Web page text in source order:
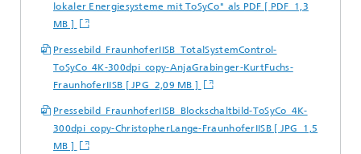
lokaler Energiesysteme mit ToSyCo" als PDF [ PDF 1,3
MB ]
Pressebild_FraunhoferIISB_TotalSystemControl-
ToSyCo_4K-300dpi_copy-AnjaGrabinger-KurtFuchs-
FraunhoferIISB [ JPG 2,09 MB ]
Pressebild_FraunhoferIISB_Blockschaltbild-ToSyCo_4K-
300dpi_copy-ChristopherLange-FraunhoferIISB [ JPG 1,5
MB ]